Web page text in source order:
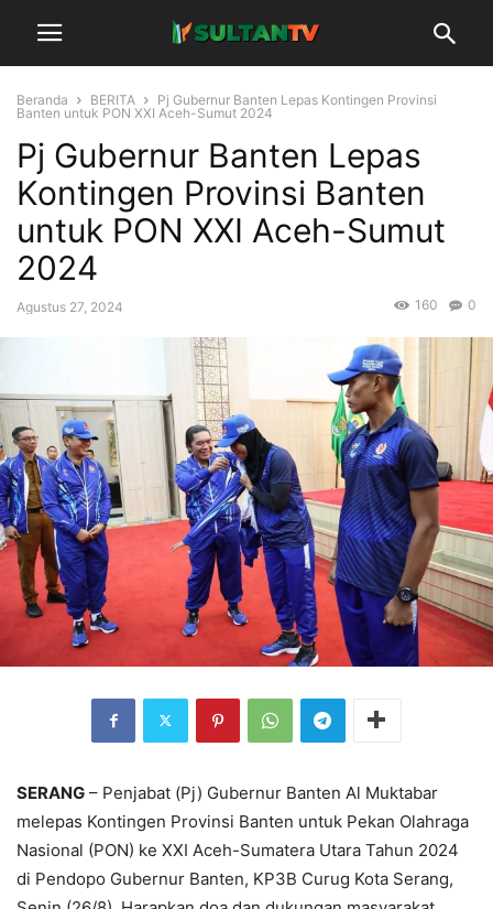
Beranda BERITA
Pj Gubernur Banten Lepas Kontingen Provinsi
Banten untuk PON XXI Aceh-Sumut 2024
Pj Gubernur Banten Lepas
Kontingen Provinsi Banten
untuk PON XXI Aceh-Sumut
2024
Agustus 27, 2024 0
160
SERANG – Penjabat (Pj) Gubernur Banten Al Muktabar
melepas Kontingen Provinsi Banten untuk Pekan Olahraga
Nasional (PON) ke XXI Aceh-Sumatera Utara Tahun 2024
di Pendopo Gubernur Banten, KP3B Curug Kota Serang,